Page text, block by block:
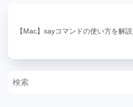
【Mac】sayコマンドの使い方を解説